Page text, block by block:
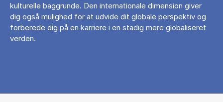
kulturelle baggrunde. Den internationale dimension giver
dig også mulighed for at udvide dit globale perspektiv og
forberede dig på en karriere i en stadig mere globaliseret
verden.